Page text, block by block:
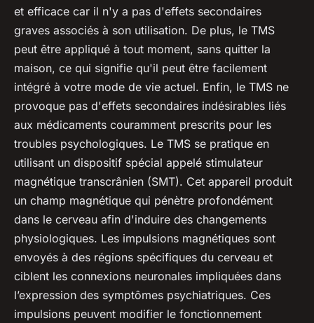
et efficace car il n'y a pas d'effets secondaires
graves associés à son utilisation. De plus, le TMS
peut être appliqué à tout moment, sans quitter la
maison, ce qui signifie qu'il peut être facilement
intégré à votre mode de vie actuel. Enfin, le TMS ne
provoque pas d'effets secondaires indésirables liés
aux médicaments couramment prescrits pour les
troubles psychologiques. Le TMS se pratique en
utilisant un dispositif spécial appelé stimulateur
magnétique transcrânien (SMT). Cet appareil produit
un champ magnétique qui pénètre profondément
dans le cerveau afin d'induire des changements
physiologiques. Les impulsions magnétiques sont
envoyés à des régions spécifiques du cerveau et
ciblent les connexions neuronales impliquées dans
l’expression des symptômes psychiatriques. Ces
impulsions peuvent modifier le fonctionnement